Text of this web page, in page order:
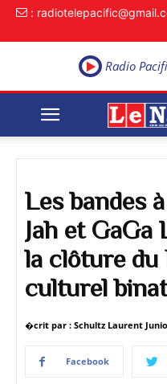
:
Radio
Les bandes
Jah et
la clôture du
culturel
�crit par : Schultz Laurent
Facebook